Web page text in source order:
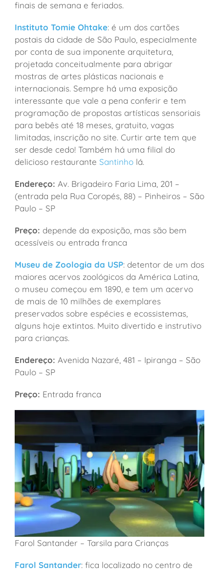
finais de semana e feriados.
Instituto Tomie Ohtake: é um dos cartões
postais da cidade de São Paulo, especialmente
por conta de sua imponente arquitetura,
projetada conceitualmente para abrigar
mostras de artes plásticas nacionais e
internacionais. Sempre há uma exposição
interessante que vale a pena conferir e tem
programação de propostas artísticas sensoriais
para bebês até 18 meses, gratuito, vagas
limitadas, inscrição no site. Curtir arte tem que
ser desde cedo! Também há uma filial do
delicioso restaurante Santinho lá.
Endereço: Av. Brigadeiro Faria Lima, 201 –
(entrada pela Rua Coropés, 88) – Pinheiros – São
Paulo – SP
Preço: depende da exposição, mas são bem
acessíveis ou entrada franca
Museu de Zoologia da USP: detentor de um dos
maiores acervos zoológicos da América Latina,
o museu começou em 1890, e tem um acervo
de mais de 10 milhões de exemplares
preservados sobre espécies e ecossistemas,
alguns hoje extintos. Muito divertido e instrutivo
para crianças.
Endereço: Avenida Nazaré, 481 – Ipiranga – São
Paulo – SP
Preço: Entrada franca
Farol Santander – Tarsila para Crianças
Farol Santander: fica localizado no centro de